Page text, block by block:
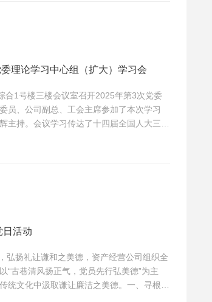
理论学习中心组（扩大）学习会
合1号楼三楼会议室召开2025年第3次党委
员、公司副总、工会主席参加了本次学习
主持。会议学习传达了十四届全国人大三次
日活动
弘扬礼让谦和之美德，资产经营公司组织全
“古巷清风扬正气，党员先行弘美德”为主
统文化中汲取谦让廉洁之美德。一、寻根六